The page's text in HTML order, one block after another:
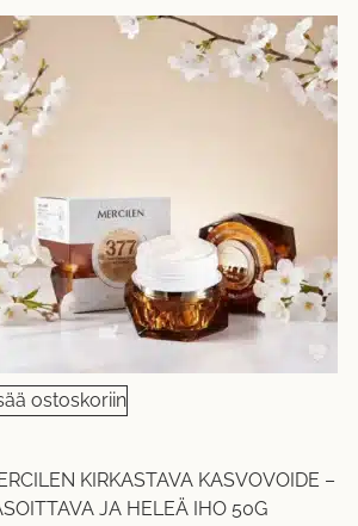
ostoskoriin
KIRKASTAVA KASVOVOIDE –
JA HELEÄ IHO 50G